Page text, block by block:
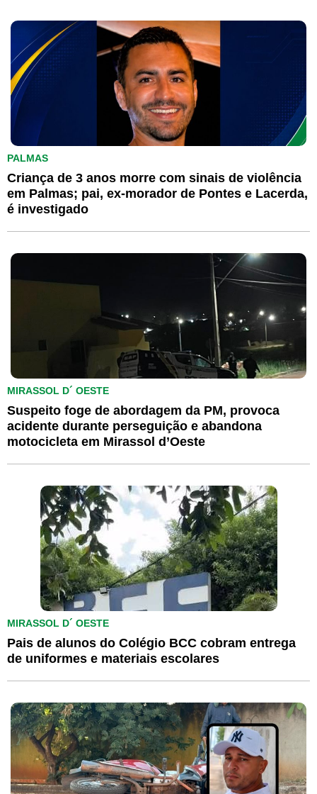
PALMAS
Criança de 3 anos morre com sinais de violência
em Palmas; pai, ex-morador de Pontes e Lacerda,
é investigado
MIRASSOL D´ OESTE
Suspeito foge de abordagem da PM, provoca
acidente durante perseguição e abandona
motocicleta em Mirassol d’Oeste
MIRASSOL D´ OESTE
Pais de alunos do Colégio BCC cobram entrega
de uniformes e materiais escolares